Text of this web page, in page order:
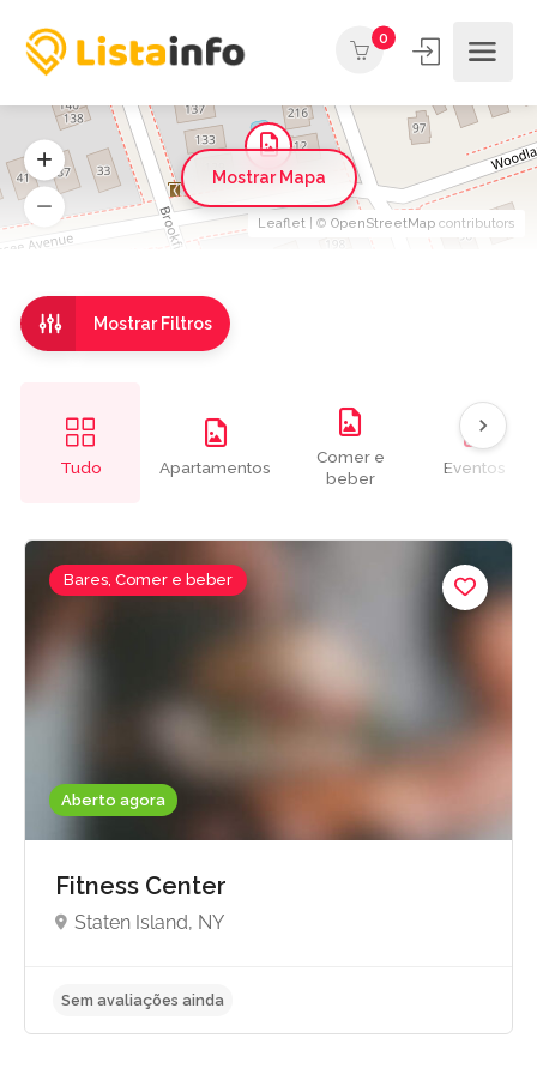
0
Mostrar Filtros
Tudo Apartamentos
Comer e
beber
Eventos
Aberto agora
Bares, Comer e beber
Fitness Center
Staten Island, NY
Leaflet | © OpenStreetMap contributors
Mostrar Mapa